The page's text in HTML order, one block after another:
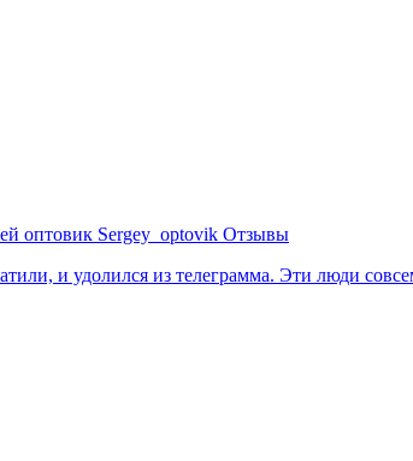
Sergey_optovik Отзывы
и удолился из телеграмма. Эти люди